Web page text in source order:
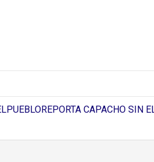
CAPACHO SIN